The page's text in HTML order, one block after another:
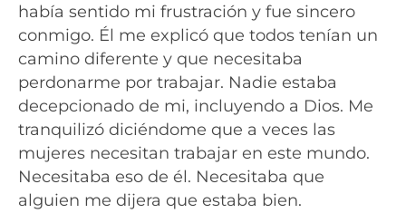
había sentido mi frustración y fue sincero
conmigo. Él me explicó que todos tenían un
camino diferente y que necesitaba
perdonarme por trabajar. Nadie estaba
decepcionado de mi, incluyendo a Dios. Me
tranquilizó diciéndome que a veces las
mujeres necesitan trabajar en este mundo.
Necesitaba eso de él. Necesitaba que
alguien me dijera que estaba bien.